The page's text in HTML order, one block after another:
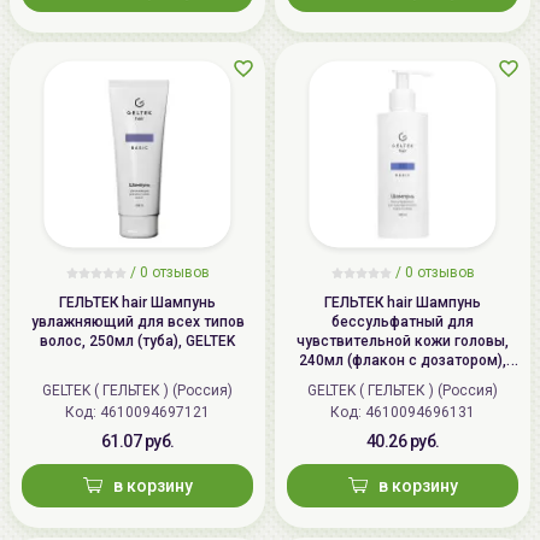
/ 0 отзывов
ГЕЛЬТЕК hair Шампунь
увлажняющий для всех типов
волос, 250мл (туба), GELTEK
GELTEK ( ГЕЛЬТЕК ) (Россия)
Код: 4610094697121
61.07 руб.
в корзину
/ 0 отзывов
ГЕЛЬТЕК hair Шампунь
бессульфатный для
чувствительной кожи головы,
240мл (флакон с дозатором),
GELTEK ( ГЕЛЬТЕК ) (Россия)
Код: 4610094696131
40.26 руб.
в корзину